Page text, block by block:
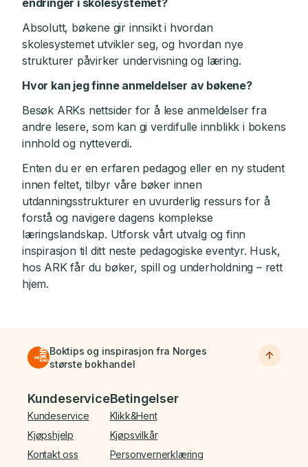
endringer i skolesystemet?
Absolutt, bøkene gir innsikt i hvordan
skolesystemet utvikler seg, og hvordan nye
strukturer påvirker undervisning og læring.
Hvor kan jeg finne anmeldelser av bøkene?
Besøk ARKs nettsider for å lese anmeldelser fra
andre lesere, som kan gi verdifulle innblikk i bokens
innhold og nytteverdi.
Enten du er en erfaren pedagog eller en ny student
innen feltet, tilbyr våre bøker innen
utdanningsstrukturer en uvurderlig ressurs for å
forstå og navigere dagens komplekse
læringslandskap. Utforsk vårt utvalg og finn
inspirasjon til ditt neste pedagogiske eventyr. Husk,
hos ARK får du bøker, spill og underholdning – rett
hjem.
Boktips og inspirasjon fra Norges
største bokhandel
Bunnmeny
Kundeservice
Kundeservice
Kjøpshjelp
Kontakt oss
Betingelser
Klikk&Hent
Kjøpsvilkår
Personvernerklæring